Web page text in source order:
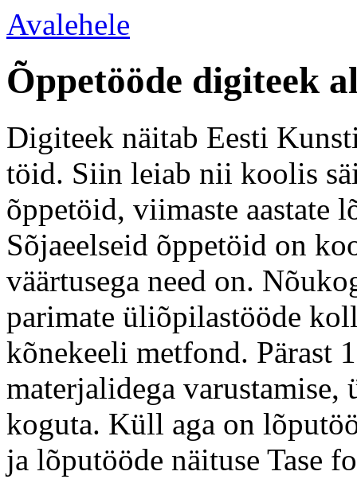
Avalehele
Õppetööde digiteek
Digiteek näitab Eesti
töid. Siin leiab nii koolis
õppetöid, viimaste aastate
Sõjaeelseid õppetöid on
väärtusega need on.
parimate üliõpilastööde
kõnekeeli metfond. Pärast
materjalidega varustamise,
koguta. Küll aga on
ja lõputööde näituse Tase